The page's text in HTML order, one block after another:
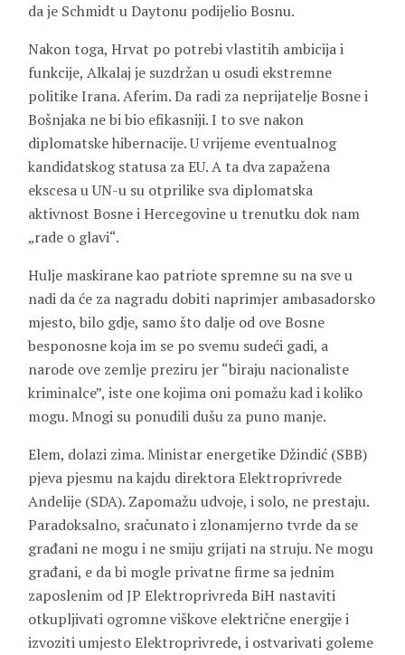
da je Schmidt u Daytonu podijelio Bosnu.
Nakon toga, Hrvat po potrebi vlastitih ambicija i
funkcije, Alkalaj je suzdržan u osudi ekstremne
politike Irana. Aferim. Da radi za neprijatelje Bosne i
Bošnjaka ne bi bio efikasniji. I to sve nakon
diplomatske hibernacije. U vrijeme eventualnog
kandidatskog statusa za EU. A ta dva zapažena
ekscesa u UN-u su otprilike sva diplomatska
aktivnost Bosne i Hercegovine u trenutku dok nam
„rade o glavi“.
Hulje maskirane kao patriote spremne su na sve u
nadi da će za nagradu dobiti naprimjer ambasadorsko
mjesto, bilo gdje, samo što dalje od ove Bosne
besponosne koja im se po svemu sudeći gadi, a
narode ove zemlje preziru jer “biraju nacionaliste
kriminalce”, iste one kojima oni pomažu kad i koliko
mogu. Mnogi su ponudili dušu za puno manje.
Elem, dolazi zima. Ministar energetike Džindić (SBB)
pjeva pjesmu na kajdu direktora Elektroprivrede
Andelije (SDA). Zapomažu udvoje, i solo, ne prestaju.
Paradoksalno, sračunato i zlonamjerno tvrde da se
građani ne mogu i ne smiju grijati na struju. Ne mogu
građani, e da bi mogle privatne firme sa jednim
zaposlenim od JP Elektroprivreda BiH nastaviti
otkupljivati ogromne viškove električne energije i
izvoziti umjesto Elektroprivrede, i ostvarivati goleme